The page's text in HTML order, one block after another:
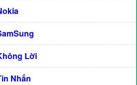
Lời
Nhắn